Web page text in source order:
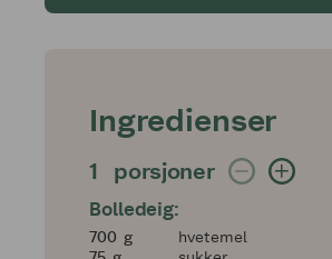
Ingredienser
1 porsjoner
1 porsjoner
Bolledeig:
700
700 g
hvetemel